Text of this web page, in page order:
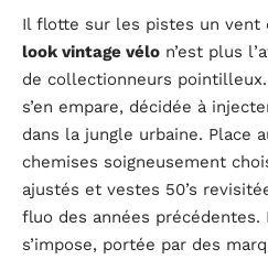
Il flotte sur les pistes un vent
look vintage vélo n’est plus
de collectionneurs
s’en empare, décidée à
dans la jungle urbaine. Place
chemises soigneusement
ajustés et vestes 50’s
fluo des années précédentes.
s’impose, portée par des